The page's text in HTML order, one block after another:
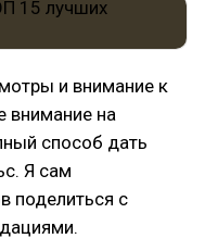
и внимание к
внимание на
способ дать
Я сам
поделиться с